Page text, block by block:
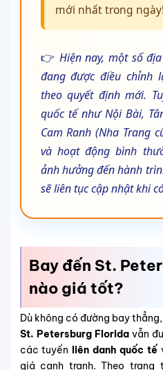
mới nhất trong ngày!
👉 Hiện nay, một số
đang được điều chỉnh
theo quyết định mới.
quốc tế như Nội Bài,
Cam Ranh (Nha Trang
và hoạt động bình
ảnh hưởng đến hành
sẽ liên tục cập nhật khi
Bay đến St.
nào giá tốt?
Dù không có đường bay
St. Petersburg Floridavẫn
các tuyến liên danh quốc tế
giá cạnh tranh.Theo trang